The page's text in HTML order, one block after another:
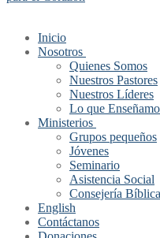
Inicio
Nosotros
Quienes Somos
Nuestros Pastores
Nuestros Líderes
Lo que
Ministerios
Grupos pequeños
Jóvenes
Seminario
Asistencia Social
Consejería
English
Contáctanos